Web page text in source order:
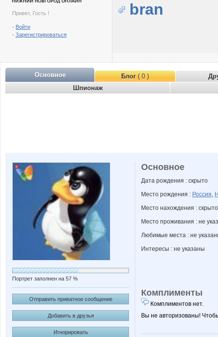
Привет, Гость !
- Войти
- Зарегистрироваться
bran
Основное Блог( 0 )
Шпионаж
Портрет заполнен на 57 %
Отправить приватное сообщение
Добавить в друзья
Игнорировать
Основное
Дата рождения : скрыто
Место рождения : Россия,
Место нахождения : скрыто
Место проживания : не
Любимые места : не
Интересы : не указаны
Комплименты
Комплиментов нет.
Вы не авторизованы!